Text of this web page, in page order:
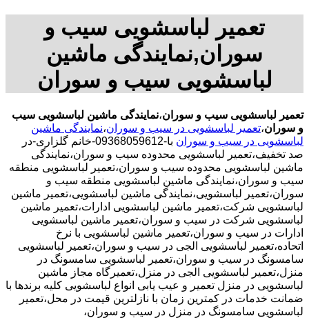
تعمیر لباسشویی سیب و
سوران,نمایندگی ماشین
لباسشویی سیب و سوران
تعمیر لباسشویی سیب و سوران،نمایندگی ماشین لباسشویی سیب
و سوران،تعمیر لباسشویی در سیب و سوران،نمایندگی ماشین
لباسشویی در سیب و سوران
با-09368059612-خانم گلزاری-در
صد تخفیف،تعمیر لباسشویی محدوده سیب و سوران،نمایندگی
ماشین لباسشویی محدوده سیب و سوران،تعمیر لباسشویی منطقه
سیب و سوران،نمایندگی ماشین لباسشویی منطقه سیب و
سوران،تعمیر لباسشویی،نمایندگی ماشین لباسشویی،تعمیر ماشین
لباسشویی شرکت،تعمیر ماشین لباسشویی ادارات،تعمیر ماشین
لباسشویی شرکت در سیب و سوران،تعمیر ماشین لباسشویی
ادارات در سیب و سوران،تعمیر ماشین لباسشویی با نرخ
اتحاده،تعمیر لباسشویی الجی در سیب و سوران،تعمیر لباسشویی
سامسونگ در سیب و سوران،تعمیر لباسشویی سامسونگ در
منزل،تعمیر لباسشویی الجی در منزل،تعمیرگاه مجاز ماشین
لباسشویی در منزل تعمیر و عیب یابی انواع لباسشویی کلیه برندها با
ضمانت خدمات در کمترین زمان با نازلترین قیمت در محل،تعمیر
لباسشویی سامسونگ در منزل در سیب و سوران،